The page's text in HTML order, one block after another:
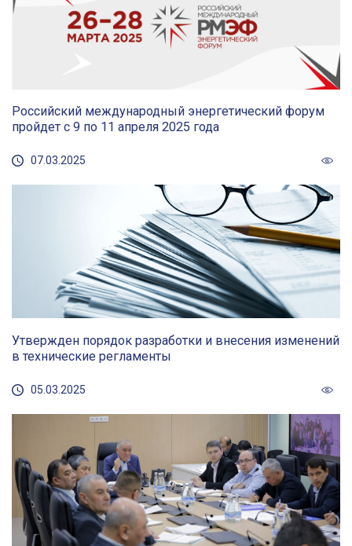
Российский международный энергетический форум
пройдет с 9 по 11 апреля 2025 года
07.03.2025
Утвержден порядок разработки и внесения изменений
в технические регламенты
05.03.2025